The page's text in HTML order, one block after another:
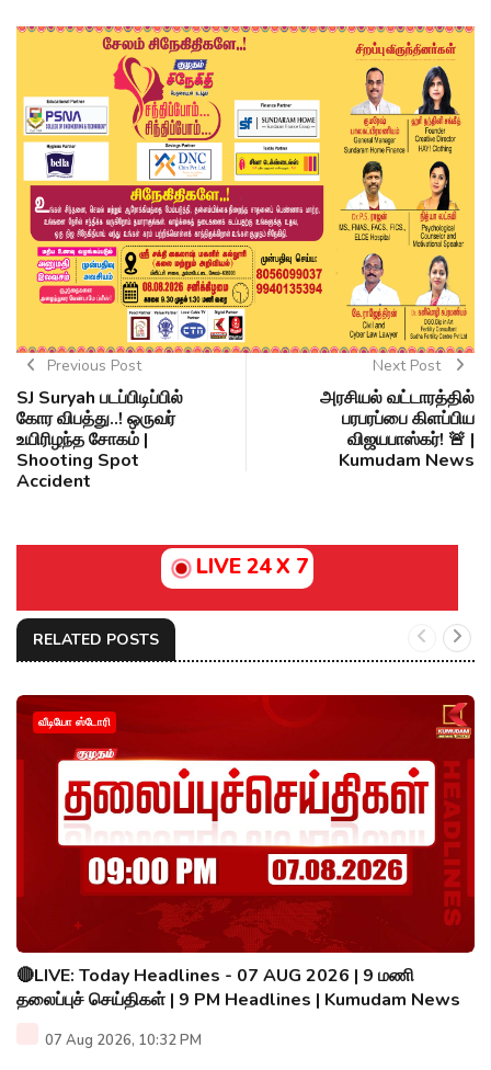
Previous Post
SJ Suryah படப்பிடிப்பில்
கோர விபத்து..! ஒருவர்
உயிரிழந்த சோகம் |
Shooting Spot
Accident
Next Post
அரசியல் வட்டாரத்தில்
பரபரப்பை கிளப்பிய
விஜயபாஸ்கர்! 🚨 |
Kumudam News
LIVE 24 X 7
RELATED POSTS
வீடியோ ஸ்டோரி
🔴LIVE: Today Headlines - 07 AUG 2026 | 9 மணி
தலைப்புச் செய்திகள் | 9 PM Headlines | Kumudam News
07 Aug 2026, 10:32 PM